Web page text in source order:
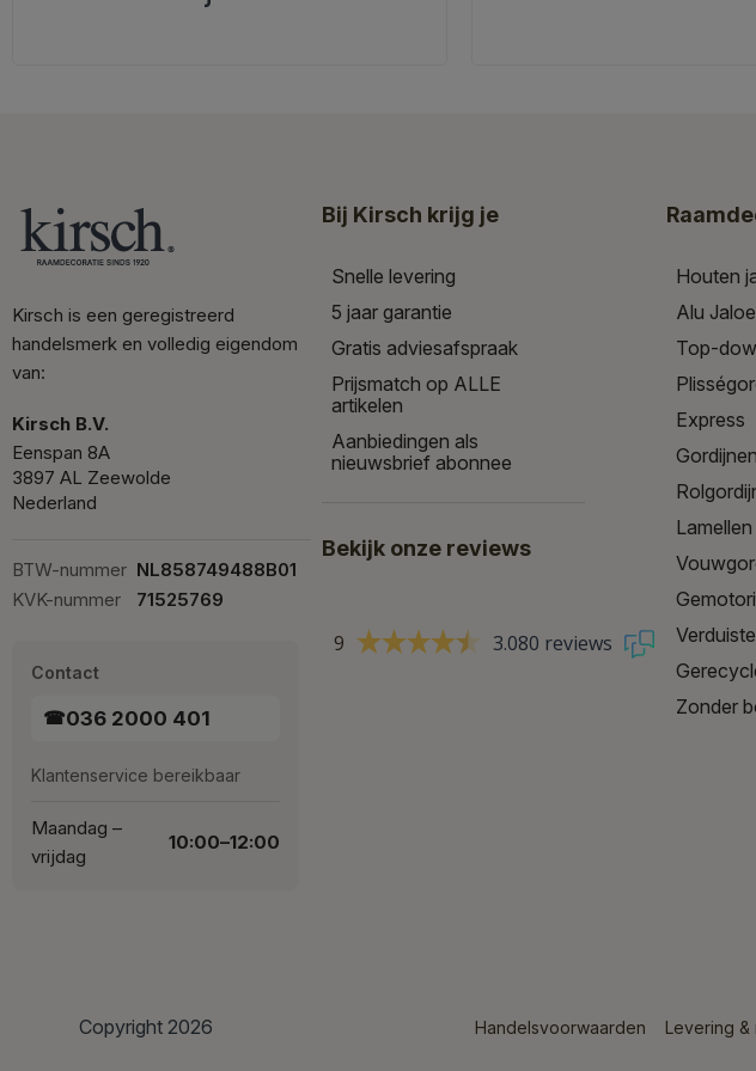
Kirsch is een geregistreerd
handelsmerk en volledig eigendom
van:
Kirsch B.V.
Eenspan 8A
3897 AL Zeewolde
Nederland
BTW-nummer NL858749488B01
KVK-nummer
71525769
Contact
☎036 2000 401
Klantenservice bereikbaar
Maandag –
vrijdag
10:00–12:00
Bij Kirsch krijg je
Snelle levering
5 jaar garantie
Gratis adviesafspraak
Prijsmatch op ALLE
artikelen
Aanbiedingen als
nieuwsbrief abonnee
Bekijk onze reviews
9 3.080 reviews
Houten
Alu
Top-
Express
Gordijnen
Lamellen
Zonder
Copyright 2026 Handelsvoorwaarden Levering